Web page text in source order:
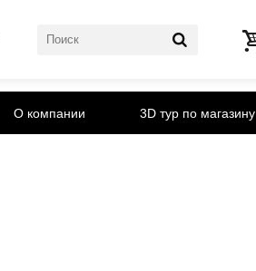
О компании 3D тур по магазину